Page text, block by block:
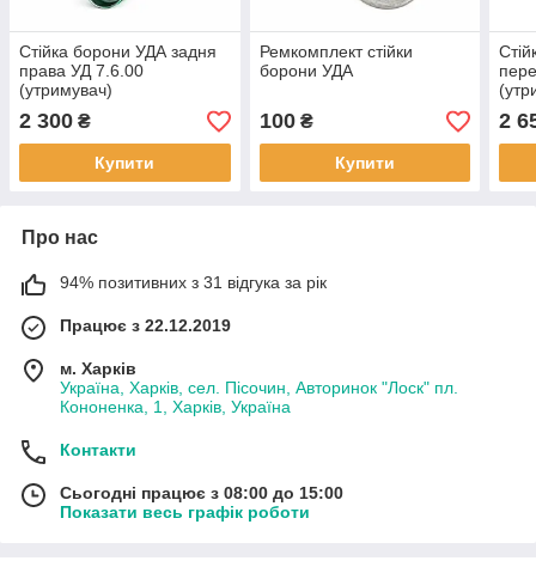
Стійка борони УДА задня
права УД 7.6.00
(утримувач)
2 300 ₴
Купити
Ремкомплект стійки
борони УДА
100₴
Купити
2
Про нас
94% позитивних з 31 відгука за рік
Працює з 22.12.2019
м. Харків
Україна, Харків, сел. Пісочин, Авторинок "Лоск" пл.
Кононенка, 1, Харків, Україна
Контакти
Сьогодні працює з 08:00 до 15:00
Показати весь графік роботи